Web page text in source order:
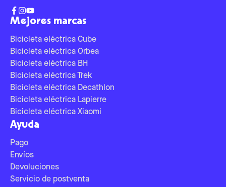
Mejores marcas
Bicicleta eléctrica Cube
Bicicleta eléctrica Orbea
Bicicleta eléctrica BH
Bicicleta eléctrica Trek
Bicicleta eléctrica Decathlon
Bicicleta eléctrica Lapierre
Bicicleta eléctrica Xiaomi
Ayuda
Pago
Envíos
Devoluciones
Servicio de postventa